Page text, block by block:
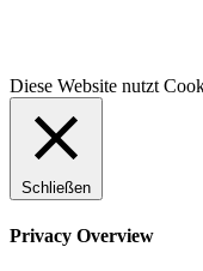
Diese Website nutzt
Schließen
Privacy Overview